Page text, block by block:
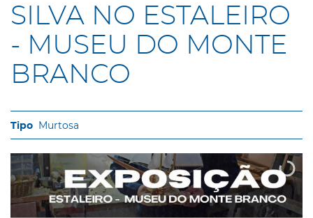
SILVA NO ESTALEIRO
- MUSEU DO MONTE
BRANCO
Murtosa